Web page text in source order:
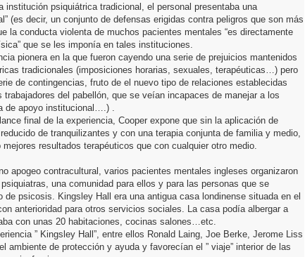
institución psiquiátrica tradicional, el personal presentaba una
(es decir, un conjunto de defensas erigidas contra peligros que son más
la conducta violenta de muchos pacientes mentales “es directamente
que se les imponía en tales instituciones.
pionera en la que fueron cayendo una serie de prejuicios mantenidos
tradicionales (imposiciones horarias, sexuales, terapéuticas…) pero
de contingencias, fruto de el nuevo tipo de relaciones establecidas
trabajadores del pabellón, que se veían incapaces de manejar a los
de apoyo institucional….) .
final de la experiencia, Cooper expone que sin la aplicación de
de tranquilizantes y con una terapia conjunta de familia y medio,
resultados terapéuticos que con cualquier otro medio.
apogeo contracultural, varios pacientes mentales ingleses organizaron
una comunidad para ellos y para las personas que se
de psicosis. Kingsley Hall era una antigua casa londinense situada en el
anterioridad para otros servicios sociales. La casa podía albergar a
con unas 20 habitaciones, cocinas salones…etc.
” Kingsley Hall”, entre ellos Ronald Laing, Joe Berke, Jerome Liss
ambiente de protección y ayuda y favorecían el ” viaje” interior de las